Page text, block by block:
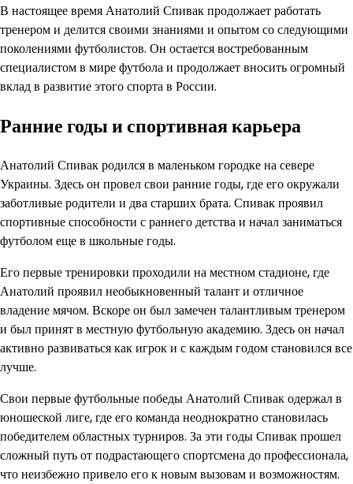
В настоящее время Анатолий Спивак продолжает работать
тренером и делится своими знаниями и опытом со следующими
поколениями футболистов. Он остается востребованным
специалистом в мире футбола и продолжает вносить огромный
вклад в развитие этого спорта в России.
Ранние годы и спортивная карьера
Анатолий Спивак родился в маленьком городке на севере
Украины. Здесь он провел свои ранние годы, где его окружали
заботливые родители и два старших брата. Спивак проявил
спортивные способности с раннего детства и начал заниматься
футболом еще в школьные годы.
Его первые тренировки проходили на местном стадионе, где
Анатолий проявил необыкновенный талант и отличное
владение мячом. Вскоре он был замечен талантливым тренером
и был принят в местную футбольную академию. Здесь он начал
активно развиваться как игрок и с каждым годом становился все
лучше.
Свои первые футбольные победы Анатолий Спивак одержал в
юношеской лиге, где его команда неоднократно становилась
победителем областных турниров. За эти годы Спивак прошел
сложный путь от подрастающего спортсмена до профессионала,
что неизбежно привело его к новым вызовам и возможностям.